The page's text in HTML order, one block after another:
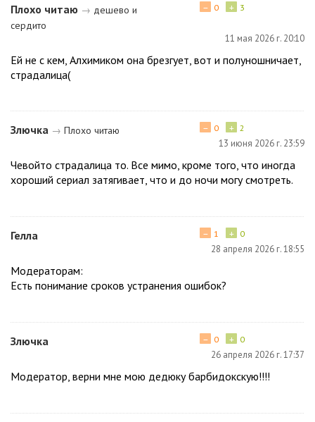
Плохо читаю → дешево и
сердито
+ 3
− 0
11 мая 2026 г. 20:10
Ей не с кем, Алхимиком она брезгует, вот и полуношничает,
страдалица(
Злючка → Плохо читаю + 2
− 0
13 июня 2026 г. 23:59
Чевойто страдалица то. Все мимо, кроме того, что иногда
хороший сериал затягивает, что и до ночи могу смотреть.
Гелла + 0
− 1
28 апреля 2026 г. 18:55
Модераторам:
Есть понимание сроков устранения ошибок?
Злючка + 0
− 0
26 апреля 2026 г. 17:37
Модератор, верни мне мою дедюку барбидокскую!!!!